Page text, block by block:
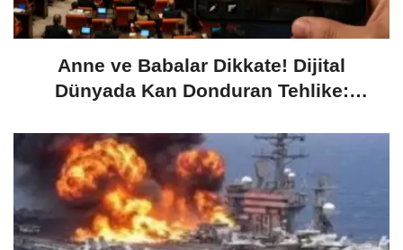
Anne ve Babalar Dikkate! Dijital
Dünyada Kan Donduran Tehlike: